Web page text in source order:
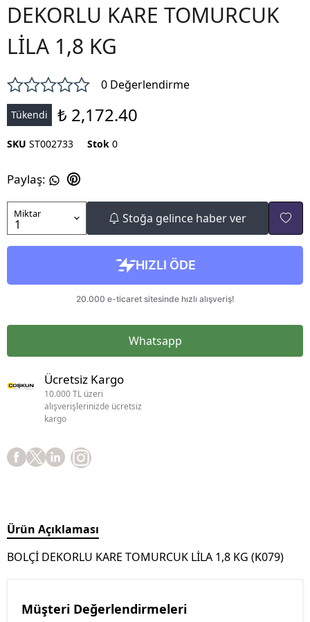
DEKORLU KARE TOMURCUK
LİLA 1,8 KG
0 Değerlendirme
Tükendi ₺ 2,172.40
SKU ST002733 Stok 0
Paylaş:
Miktar Stoğa gelince haber ver
Whatsapp
Ücretsiz Kargo
10.000 TL üzeri
alışverişlerinizde ücretsiz
kargo
Ürün Açıklaması
BOLÇİ DEKORLU KARE TOMURCUK LİLA 1,8 KG (K079)
Müşteri Değerlendirmeleri